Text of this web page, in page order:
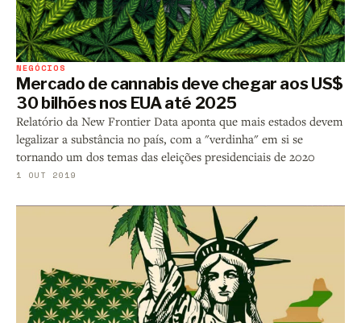
NEGÓCIOS
Mercado de cannabis deve chegar aos US$
30 bilhões nos EUA até 2025
Relatório da New Frontier Data aponta que mais estados devem
legalizar a substância no país, com a "verdinha" em si se
tornando um dos temas das eleições presidenciais de 2020
1 OUT 2019